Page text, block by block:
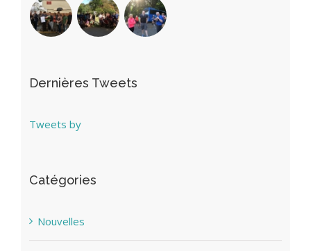
Dernières Tweets
Tweets by
Catégories
Nouvelles